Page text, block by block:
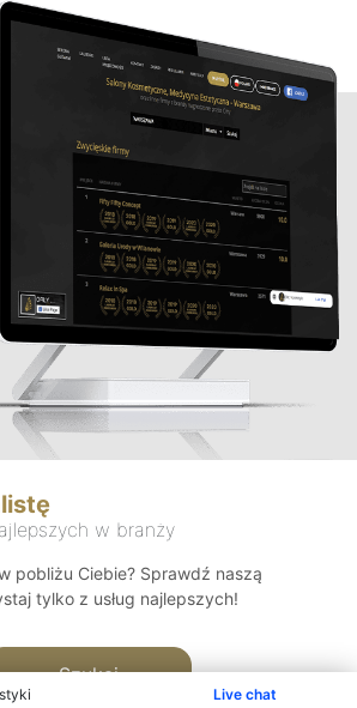
Live chat
w branży
pobliżu Ciebie? Sprawdź naszą
tylko z usług najlepszych!
Szukaj